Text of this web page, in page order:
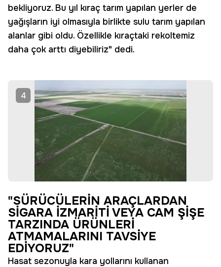
bekliyoruz. Bu yıl kıraç tarım yapılan yerler de
yağışların iyi olmasıyla birlikte sulu tarım yapılan
alanlar gibi oldu. Özellikle kıraçtaki rekoltemiz
daha çok arttı diyebiliriz" dedi.
4
"SÜRÜCÜLERİN ARAÇLARDAN
SİGARA İZMARİTİ VEYA CAM ŞİŞE
TARZINDA ÜRÜNLERİ
ATMAMALARINI TAVSİYE
EDİYORUZ"
Hasat sezonuyla kara yollarını kullanan